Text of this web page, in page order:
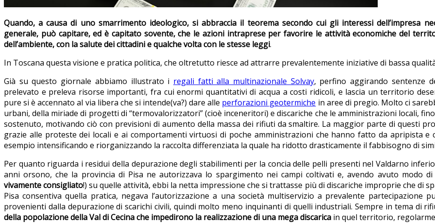
Quando, a causa di uno smarrimento ideologico, si abbraccia il teorema secondo cui gli interessi dell’impresa
generale, può capitare, ed è capitato sovente, che le azioni intraprese per favorire le attività economiche del
dell’ambiente, con la salute dei cittadini e qualche volta con le stesse leggi.
In Toscana questa visione e pratica politica, che oltretutto riesce ad attrarre prevalentemente iniziative di bassa
Già su questo giornale abbiamo illustrato i regali fatti alla multinazionale Solvay, perfino aggirando sentenze
prelevato e preleva risorse importanti, fra cui enormi quantitativi di acqua a costi ridicoli, e lascia un territorio
pure si è accennato al via libera che si intende(va?) dare alle perforazioni geotermiche in aree di pregio. Molto ci
urbani, della miriade di progetti di “termovalorizzatori” (cioè inceneritori) e discariche che le amministrazioni locali,
sostenuto, motivando ciò con previsioni di aumento della massa dei rifiuti da smaltire. La maggior parte di questi
grazie alle proteste dei locali e ai comportamenti virtuosi di poche amministrazioni che hanno fatto da apripista
esempio intensificando e riorganizzando la raccolta differenziata la quale ha ridotto drasticamente il fabbisogno di
Per quanto riguarda i residui della depurazione degli stabilimenti per la concia delle pelli presenti nel Valdarno
anni orsono, che la provincia di Pisa ne autorizzava lo spargimento nei campi coltivati e, avendo avuto modo
vivamente consigliato!) su quelle attività, ebbi la netta impressione che si trattasse più di discariche improprie che di
Pisa consentiva quella pratica, negava l’autorizzazione a una società multiservizio a prevalente partecipazione
provenienti dalla depurazione di scarichi civili, quindi molto meno inquinanti di quelli industriali. Sempre in tema di
della popolazione della Val di Cecina che impedirono la realizzazione di una mega discarica in quel territorio,